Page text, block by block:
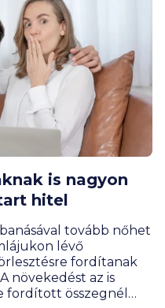
is nagyon
hitel
tovább nőhet
lévő
fordítanak
növekedést az is
fordított összegnél